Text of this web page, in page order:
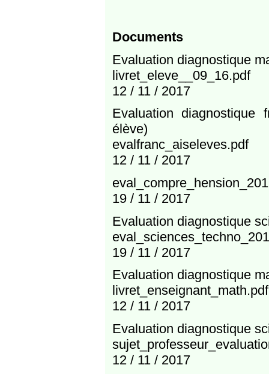
Documents
Evaluation diagnostique
livret_eleve__09_16.pdf
12 / 11 / 2017
Evaluation diagnostique
élève)
evalfranc_aiseleves.pdf
12 / 11 / 2017
19 / 11 / 2017
Evaluation diagnostique
19 / 11 / 2017
Evaluation diagnostique
livret_enseignant_math.pdf
12 / 11 / 2017
Evaluation diagnostique
12 / 11 / 2017